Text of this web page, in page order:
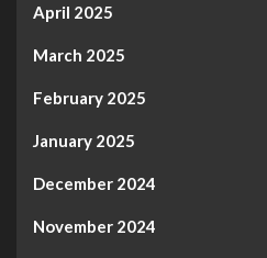
April 2025
March 2025
February 2025
January 2025
December 2024
November 2024